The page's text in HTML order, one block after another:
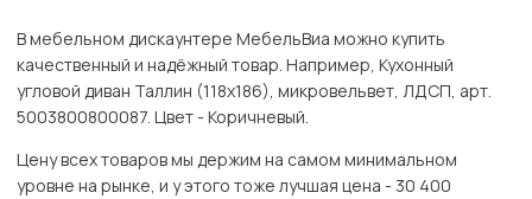
В мебельном дискаунтере МебельВиа можно купить
качественный и надёжный товар. Например, Кухонный
угловой диван Таллин (118х186), микровельвет, ЛДСП, арт.
5003800800087. Цвет - Коричневый.
Цену всех товаров мы держим на самом минимальном
уровне на рынке, и у этого тоже лучшая цена - 30 400